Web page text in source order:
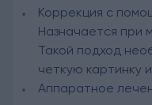
Коррекция с
Назначается при
Такой подход
четкую картинку
Аппаратное